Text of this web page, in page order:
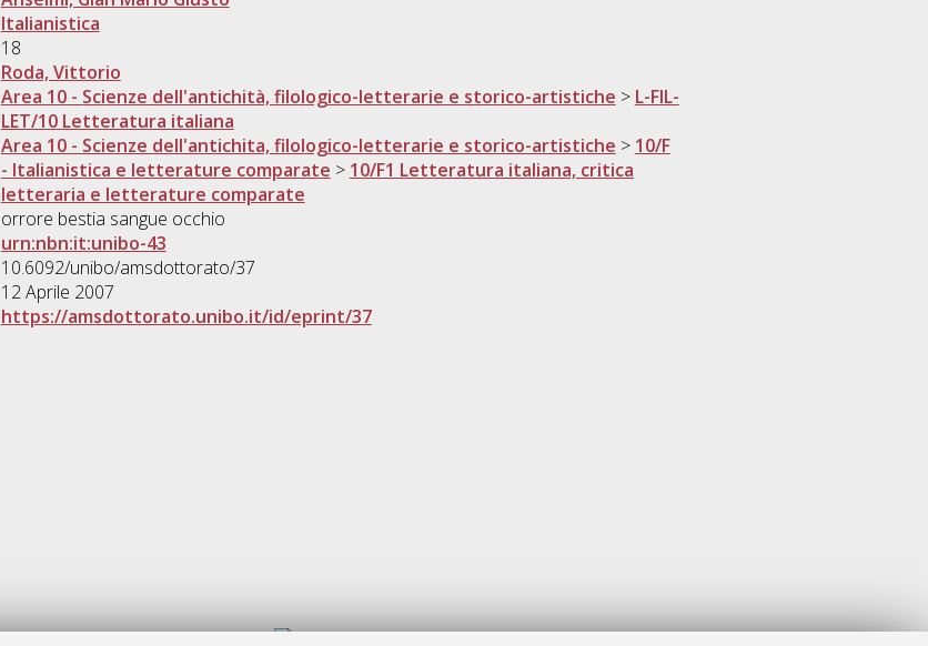
Italianistica
18
Roda, Vittorio
Area 10 - Scienze dell'antichità, filologico-letterarie e storico-artistiche > L-FIL-
LET/10 Letteratura italiana
Area 10 - Scienze dell'antichita, filologico-letterarie e storico-artistiche > 10/F
- Italianistica e letterature comparate > 10/F1 Letteratura italiana, critica
letteraria e letterature comparate
orrore bestia sangue occhio
urn:nbn:it:unibo-43
10.6092/unibo/amsdottorato/37
12 Aprile 2007
https://amsdottorato.unibo.it/id/eprint/37